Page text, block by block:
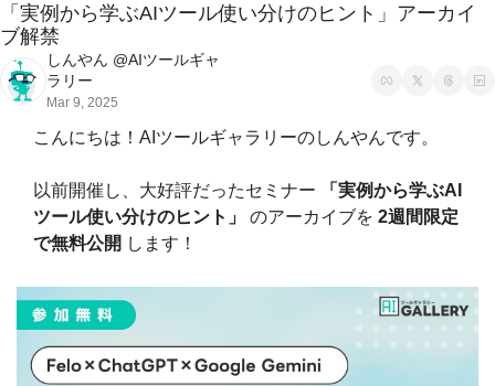
「実例から学ぶAIツール使い分けのヒント」アーカイ
ブ解禁
しんやん @AIツールギャ
ラリー
Mar 9, 2025
こんにちは！AIツールギャラリーのしんやんです。
以前開催し、大好評だったセミナー
「実例から学ぶAI
ツール使い分けのヒント」
のアーカイブを 2週間限定
で無料公開 します！